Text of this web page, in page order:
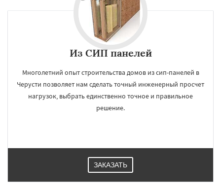
Из СИП панелей
Многолетний опыт строительства домов из сип-панелей в
Черусти позволяет нам сделать точный инженерный просчет
нагрузок, выбрать единственно точное и правильное
решение.
ЗАКАЗАТЬ